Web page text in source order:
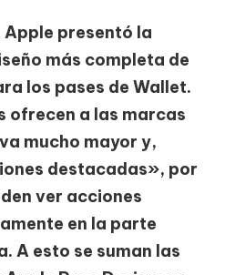
Apple presentó la
más completa de
los pases de Wallet.
ofrecen a las marcas
mucho mayor y,
destacadas», por
ver acciones
en la parte
A esto se suman las